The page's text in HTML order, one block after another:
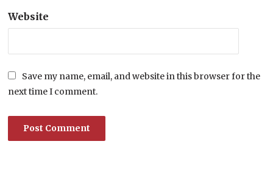
Website
Save my name, email, and website in this browser for the
next time I comment.